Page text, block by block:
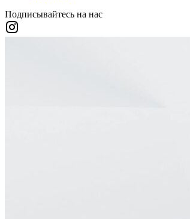
Подписывайтесь на нас